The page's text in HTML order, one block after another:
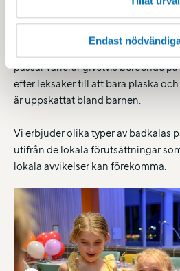
Endast
Ett badkalas är ett riktigt bra
krävs är badkläder och ett glatt
aktiviteter på badkalaset
passar varierar givetvis beroende
efter leksaker till att bara plaska
är uppskattat bland barnen.
Vi erbjuder olika typer av badkalas
utifrån de lokala förutsättningar
lokala avvikelser kan förekomma.